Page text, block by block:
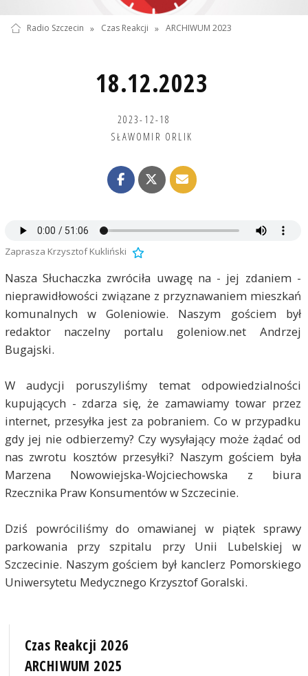
Radio Szczecin » Czas Reakcji » ARCHIWUM 2023
18.12.2023
2023-12-18
SŁAWOMIR ORLIK
Zaprasza Krzysztof Kukliński
Nasza Słuchaczka zwróciła uwagę na - jej zdaniem -
nieprawidłowości związane z przyznawaniem mieszkań
komunalnych w Goleniowie. Naszym gościem był
redaktor naczelny portalu goleniow.net Andrzej
Bugajski.
W audycji poruszyliśmy temat odpowiedzialności
kupujących - zdarza się, że zamawiamy towar przez
internet, przesyłka jest za pobraniem. Co w przypadku
gdy jej nie odbierzemy? Czy wysyłający może żądać od
nas zwrotu kosztów przesyłki? Naszym gościem była
Marzena Nowowiejska-Wojciechowska z biura
Rzecznika Praw Konsumentów w Szczecinie.
Dziś powróciliśmy do omawianej w piątek sprawy
parkowania przy szpitalu przy Unii Lubelskiej w
Szczecinie. Naszym gościem był kanclerz Pomorskiego
Uniwersytetu Medycznego Krzysztof Goralski.
Czas Reakcji 2026
ARCHIWUM 2025